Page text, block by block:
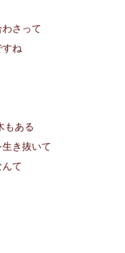
さって
ね
もある
き抜いて
て